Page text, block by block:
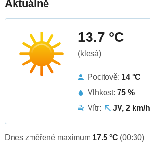
Aktuálně
13.7 °C
(klesá)
Pocitově: 14 °C
Vlhkost: 75 %
Vítr:
JV, 2 km/h
Dnes změřené maximum 17.5 °C (00:30)